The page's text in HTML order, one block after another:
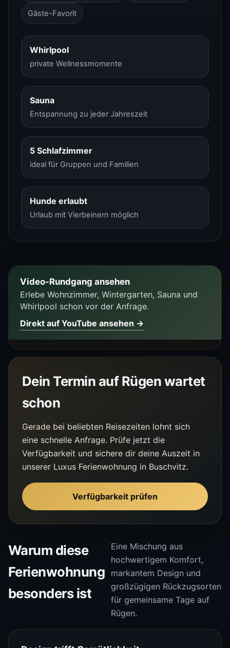
Gäste-Favorit
Whirlpool
private Wellnessmomente
Sauna
Entspannung zu jeder Jahreszeit
5 Schlafzimmer
ideal für Gruppen und Familien
Hunde erlaubt
Urlaub mit Vierbeinern möglich
Video-Rundgang ansehen
Erlebe Wohnzimmer, Wintergarten, Sauna und
Whirlpool schon vor der Anfrage.
Direkt auf YouTube ansehen →
Dein Termin auf Rügen wartet
schon
Gerade bei beliebten Reisezeiten lohnt sich
eine schnelle Anfrage. Prüfe jetzt die
Verfügbarkeit und sichere dir deine Auszeit in
unserer Luxus Ferienwohnung in Buschvitz.
Verfügbarkeit prüfen
Warum diese
Ferienwohnung
besonders ist
Eine Mischung aus
hochwertigem Komfort,
markantem Design und
großzügigen Rückzugsorten
für gemeinsame Tage auf
Rügen.